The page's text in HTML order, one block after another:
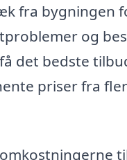
fra bygningen
og
det bedste
priser fra